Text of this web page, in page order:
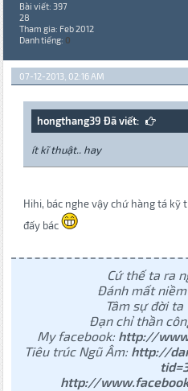
Bài viết: 397
28
Tham gia: Feb 2012
Danh tiếng: 0
07-12-2013, 02:16 AM
hongthang39 Đã viết:
ít kĩ thuật.. hay
Hihi, bác nghe vậy chứ hàng tá kỹ
đấy bác
Cứ thế ta ra
Đánh mất
Tâm sự đời
Đạn chỉ thần
My facebook: http://
Tiêu trúc Ngũ Âm: http://
http://